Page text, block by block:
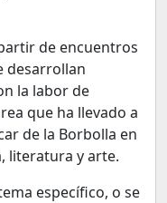
de encuentros
desarrollan
la labor de
que ha llevado a
de la Borbolla en
literatura y arte.
específico, o se